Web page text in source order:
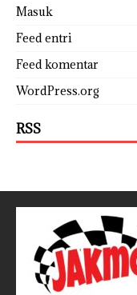
Masuk
Feed entri
Feed komentar
WordPress.org
RSS